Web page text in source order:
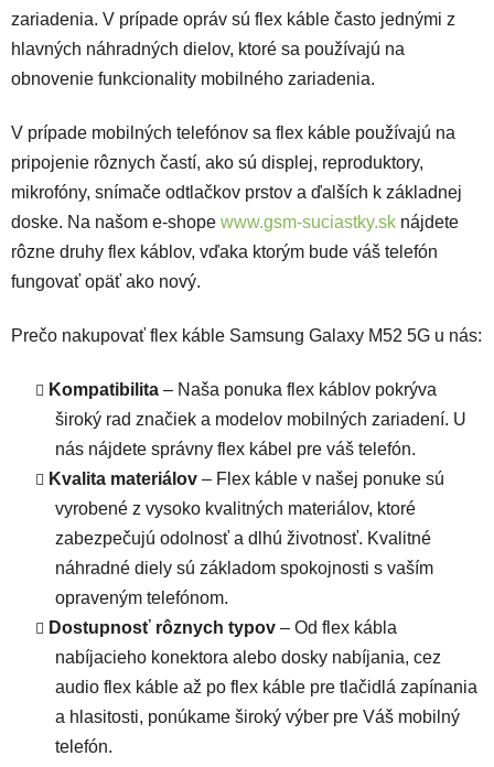
zariadenia. V prípade opráv sú flex káble často jednými z
hlavných náhradných dielov, ktoré sa používajú na
obnovenie funkcionality mobilného zariadenia.
V prípade mobilných telefónov sa flex káble používajú na
pripojenie rôznych častí, ako sú displej, reproduktory,
mikrofóny, snímače odtlačkov prstov a ďalších k základnej
doske. Na našom e-shope www.gsm-suciastky.sk nájdete
rôzne druhy flex káblov, vďaka ktorým bude váš telefón
fungovať opäť ako nový.
Prečo nakupovať flex káble Samsung Galaxy M52 5G u nás:
Kompatibilita – Naša ponuka flex káblov pokrýva
široký rad značiek a modelov mobilných zariadení. U
nás nájdete správny flex kábel pre váš telefón.
Kvalita materiálov – Flex káble v našej ponuke sú
vyrobené z vysoko kvalitných materiálov, ktoré
zabezpečujú odolnosť a dlhú životnosť. Kvalitné
náhradné diely sú základom spokojnosti s vaším
opraveným telefónom.
Dostupnosť rôznych typov – Od flex kábla
nabíjacieho konektora alebo dosky nabíjania, cez
audio flex káble až po flex káble pre tlačidlá zapínania
a hlasitosti, ponúkame široký výber pre Váš mobilný
telefón.